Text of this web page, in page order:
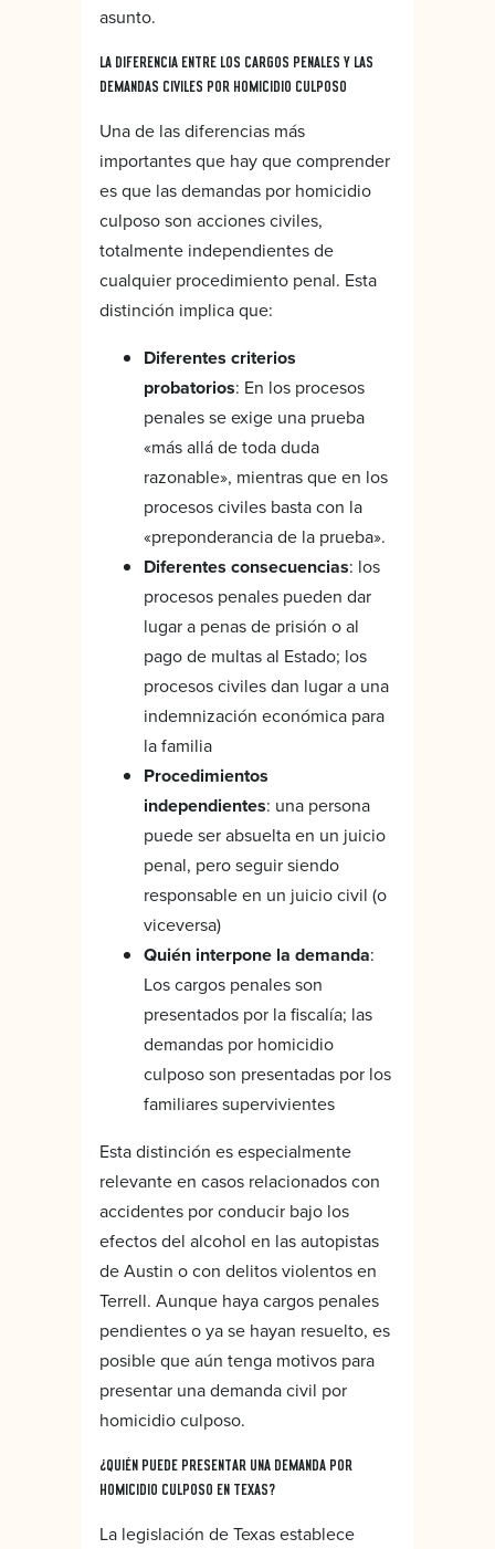
asunto.
LA DIFERENCIA ENTRE LOS CARGOS PENALES Y LAS
DEMANDAS CIVILES POR HOMICIDIO CULPOSO
Una de las diferencias más
importantes que hay que comprender
es que las demandas por homicidio
culposo son acciones civiles,
totalmente independientes de
cualquier procedimiento penal. Esta
distinción implica que:
Diferentes criterios
probatorios: En los procesos
penales se exige una prueba
«más allá de toda duda
razonable», mientras que en los
procesos civiles basta con la
«preponderancia de la prueba».
Diferentes consecuencias: los
procesos penales pueden dar
lugar a penas de prisión o al
pago de multas al Estado; los
procesos civiles dan lugar a una
indemnización económica para
la familia
Procedimientos
independientes: una persona
puede ser absuelta en un juicio
penal, pero seguir siendo
responsable en un juicio civil (o
viceversa)
Quién interpone la demanda:
Los cargos penales son
presentados por la fiscalía; las
demandas por homicidio
culposo son presentadas por los
familiares supervivientes
Esta distinción es especialmente
relevante en casos relacionados con
accidentes por conducir bajo los
efectos del alcohol en las autopistas
de Austin o con delitos violentos en
Terrell. Aunque haya cargos penales
pendientes o ya se hayan resuelto, es
posible que aún tenga motivos para
presentar una demanda civil por
homicidio culposo.
¿QUIÉN PUEDE PRESENTAR UNA DEMANDA POR
HOMICIDIO CULPOSO EN TEXAS?
La legislación de Texas establece